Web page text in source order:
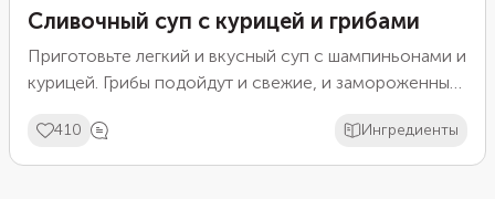
Сливочный суп с курицей и грибами
Приготовьте легкий и вкусный суп с шампиньонами и
курицей. Грибы подойдут и свежие, и замороженные,
получить более сытный суп, можете добавить горсть
риса или пару картофелин. Но и без этих добавок
410 Ингредиенты